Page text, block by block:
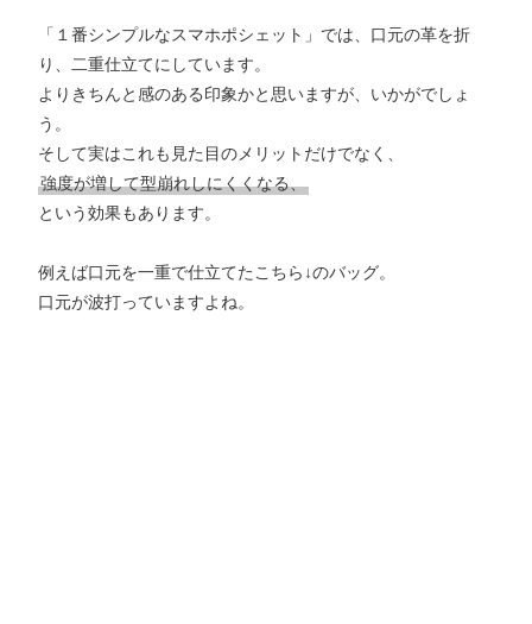
「１番シンプルなスマホポシェット」では、口元の革を折
り、二重仕立てにしています。
よりきちんと感のある印象かと思いますが、いかがでしょ
う。
そして実はこれも見た目のメリットだけでなく、
強度が増して型崩れしにくくなる、
という効果もあります。
例えば口元を一重で仕立てたこちら↓のバッグ。
口元が波打っていますよね。